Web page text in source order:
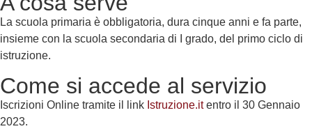
La scuola primaria è obbligatoria, dura cinque anni e fa parte,
insieme con la scuola secondaria di I grado, del primo ciclo di
istruzione.
Come si accede al servizio
Iscrizioni Online tramite il link Istruzione.itentro il 30 Gennaio
2023.